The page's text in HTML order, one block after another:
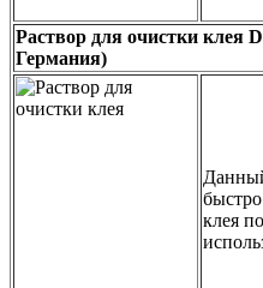
Раствор для очистки клея
Германия)
быстро
клея